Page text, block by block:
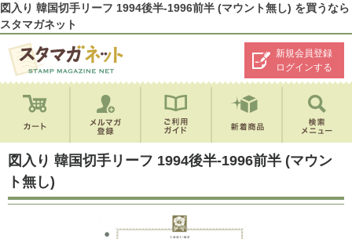
図入り 韓国切手リーフ 1994後半-1996前半 (マウント無し) を買うなら
スタマガネット
新規会員登録
ログインする
図入り 韓国切手リーフ 1994後半-1996前半 (マウン
ト無し)